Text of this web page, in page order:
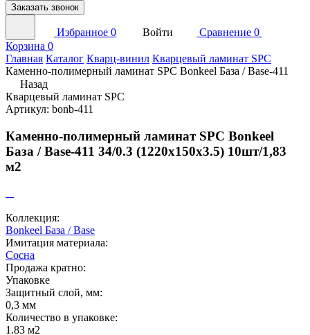
Заказать звонок
Избранное 0 Войти Сравнение 0
Корзина 0
Главная Каталог Кварц-винил Кварцевый ламинат SPC
Каменно-полимерный ламинат SPC Bonkeel База / Base-411
Назад
Кварцевый ламинат SPC
Артикул: bonb-411
Каменно-полимерный ламинат SPC Bonkeel
База / Base-411 34/0.3 (1220x150х3.5) 10шт/1,83
м2
Коллекция:
Bonkeel База / Base
Имитация материала:
Сосна
Продажа кратно:
Упаковке
Защитный слой, мм:
0,3 мм
Количество в упаковке:
1.83 м2